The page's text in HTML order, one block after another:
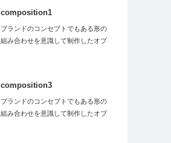
composition1
ブランドのコンセプトでもある形の
組み合わせを意識して制作したオブ
composition3
ブランドのコンセプトでもある形の
組み合わせを意識して制作したオブ